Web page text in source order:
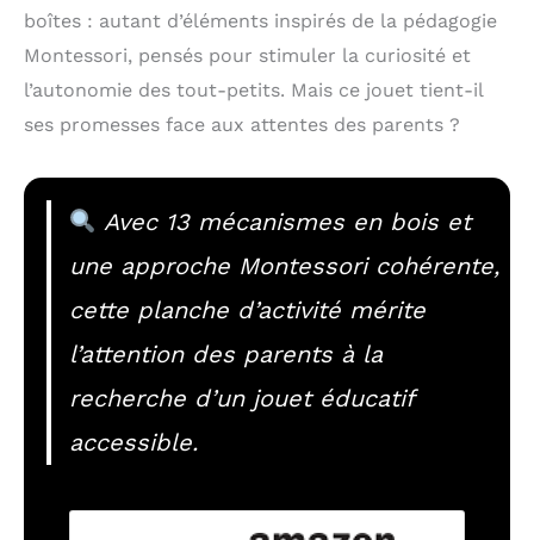
boîtes : autant d’éléments inspirés de la pédagogie
Montessori, pensés pour stimuler la curiosité et
l’autonomie des tout-petits. Mais ce jouet tient-il
ses promesses face aux attentes des parents ?
Avec 13 mécanismes en bois et
une approche Montessori cohérente,
cette planche d’activité mérite
l’attention des parents à la
recherche d’un jouet éducatif
accessible.